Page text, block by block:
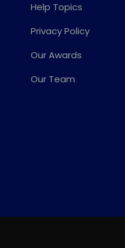
Help Topics
Privacy Policy
Our Awards
Our Team